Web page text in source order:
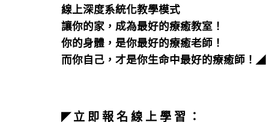
線上深度系統化教學模式
讓你的家，成為最好的療癒教室！
你的身體，是你最好的療癒老師！
而你自己，才是你生命中最好的療癒師！ ◢
◤立 即 報 名 線 上 學 習 ：